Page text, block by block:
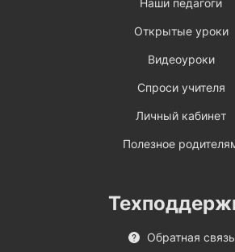
Наши педагоги
Открытые уроки
Видеоуроки
Спроси учителя
Личный кабинет
Полезное
Обратная связь